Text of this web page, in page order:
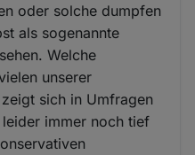
oder solche dumpfen
als sogenannte
Welche
unserer
sich in Umfragen
immer noch tief